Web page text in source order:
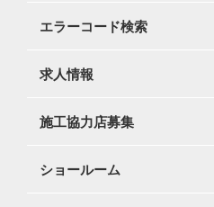
エラーコード検索
求人情報
施工協力店募集
ショールーム